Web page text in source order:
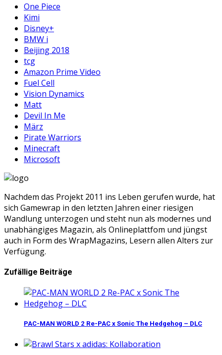
One Piece
Kimi
Disney+
BMW i
Beijing 2018
tcg
Amazon Prime Video
Fuel Cell
Vision Dynamics
Matt
Devil In Me
März
Pirate Warriors
Minecraft
Microsoft
Nachdem das Projekt 2011 ins Leben gerufen wurde, hat
sich Gamewrap in den letzten Jahren einer riesigen
Wandlung unterzogen und steht nun als modernes und
unabhängiges Magazin, als Onlineplattfom und jüngst
auch in Form des WrapMagazins, Lesern allen Alters zur
Verfügung.
Zufällige Beiträge
PAC-MAN WORLD 2 Re-PAC x Sonic The Hedgehog – DLC